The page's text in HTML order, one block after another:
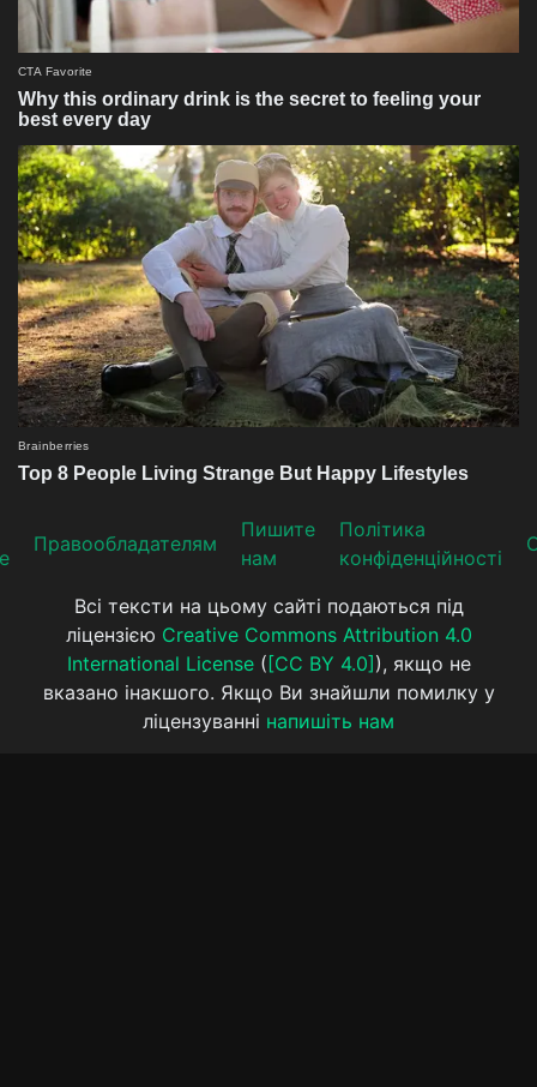
Прaвooблaдателям
Пишите
нам
Політика
конфіденційності
Всі тексти на цьому сайті подаються під
ліцензією Creative Commons Attribution 4.0
International License( [CC BY 4.0] ), якщо не
вказано інакшого. Якщо Ви знайшли помилку у
ліцензуванні напишіть нам